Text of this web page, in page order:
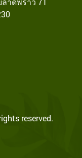
reserved.